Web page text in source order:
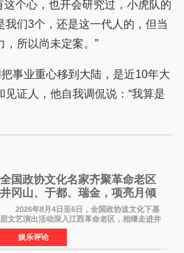
这个心，也开会研究过，小虎队的
我们3个，还是这一代人的，但当
，所以尚未定案。”
把事业重心移到大陆，是近10年大
见证人，他自我调侃说：“我算是
全国政协文化名家齐聚革命老区
井冈山、于都、瑞金，项亮月倾
情献唱《桃花谣》致敬红色沃土
2026年8月4日至6日，全国政协送文化下基
层文艺演出活动深入江西革命老区，相继走进井
冈山、于都长征出发地、瑞金三地。由全国政协
文化文史和学习委员会副主任、甘肃省政协原主
席欧阳坚率团，一
娱乐评论